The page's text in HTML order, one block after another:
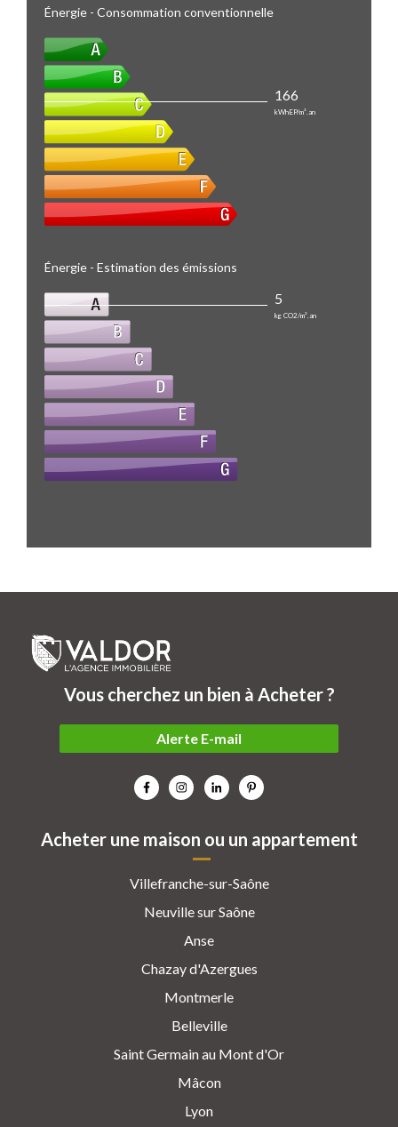
Énergie - Consommation conventionnelle
166
kWhEP/m².an
Énergie - Estimation des émissions
5
kg CO2/m².an
Acheter une maison ou un appartement
Villefranche-sur-Saône
Neuville sur Saône
Anse
Chazay d'Azergues
Montmerle
Belleville
Saint Germain au Mont d'Or
Mâcon
Lyon
Vous cherchez un bien à Acheter ?
Alerte E-mail